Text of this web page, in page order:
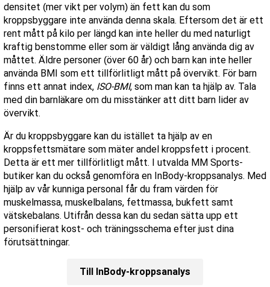
densitet (mer vikt per volym) än fett kan du som
kroppsbyggare inte använda denna skala. Eftersom det är ett
rent mått på kilo per längd kan inte heller du med naturligt
kraftig benstomme eller som är väldigt lång använda dig av
måttet. Äldre personer (över 60 år) och barn kan inte heller
använda BMI som ett tillförlitligt mått på övervikt. För barn
finns ett annat index, ISO-BMI, som man kan ta hjälp av. Tala
med din barnläkare om du misstänker att ditt barn lider av
övervikt.
Är du kroppsbyggare kan du istället ta hjälp av en
kroppsfettsmätare som mäter andel kroppsfett i procent.
Detta är ett mer tillförlitligt mått. I utvalda MM Sports-
butiker kan du också genomföra en InBody-kroppsanalys. Med
hjälp av vår kunniga personal får du fram värden för
muskelmassa, muskelbalans, fettmassa, bukfett samt
vätskebalans. Utifrån dessa kan du sedan sätta upp ett
personifierat kost- och träningsschema efter just dina
förutsättningar.
Till InBody-kroppsanalys